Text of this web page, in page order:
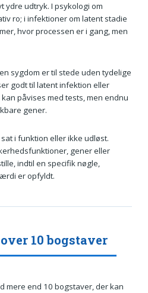
ydre udtryk. I psykologi om
ro; i infektioner om latent stadie
hvor processen er i gang, men
sygdom er til stede uden tydelige
godt til latent infektion eller
påvises med tests, men endnu
gener.
i funktion eller ikke udløst.
gener eller
indtil en specifik nøgle,
er opfyldt.
10 bogstaver
mere end 10 bogstaver, der kan